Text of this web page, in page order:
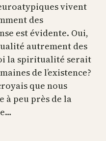
vivent
des
est évidente. Oui,
autrement des
la spiritualité serait
de l’existence?
que nous
à peu près de la